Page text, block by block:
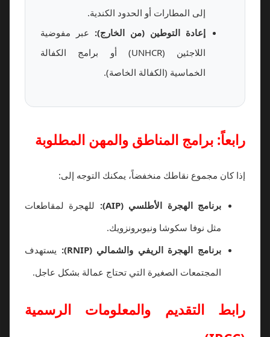
إلى المطارات أو الحدود الكندية.
إعادة التوطين (من الخارج):عبر مفوضية
اللاجئين (UNHCR) أو برامج الكفالة
الخماسية (الكفالة الخاصة).
رابعاً: برامج المناطق والمهن المطلوبة
إذا كان مجموع نقاطك منخفضاً، يمكنك التوجه إلى:
برنامج الهجرة الأطلسي (AIP):
للهجرة لمقاطعات
مثل نوفا سكوشا ونيوبرونزويك.
برنامج الهجرة الريفي والشمالي (RNIP):
يستهدف
المجتمعات الصغيرة التي تحتاج عمالة بشكل عاجل.
رابط التقديم والمعلومات الرسمية